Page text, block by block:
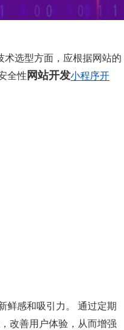
术选型方面，应根据网站的
全性 网站开发小程序开
鲜感和吸引力。 通过定期
改善用户体验，从而增强